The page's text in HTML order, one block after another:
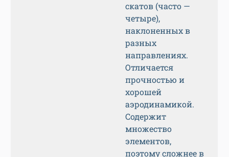
скатов (часто —
четыре),
наклоненных в
разных
направлениях.
Отличается
прочностью и
хорошей
аэродинамикой.
Содержит
множество
элементов,
поэтому сложнее в